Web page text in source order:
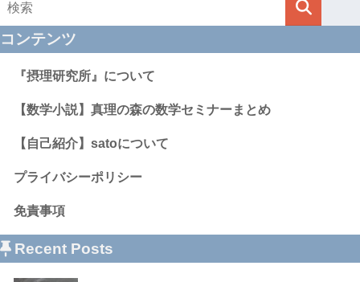
コンテンツ
『摂理研究所』について
【数学小説】真理の森の数学セミナーまとめ
【自己紹介】satoについて
プライバシーポリシー
免責事項
Recent Posts